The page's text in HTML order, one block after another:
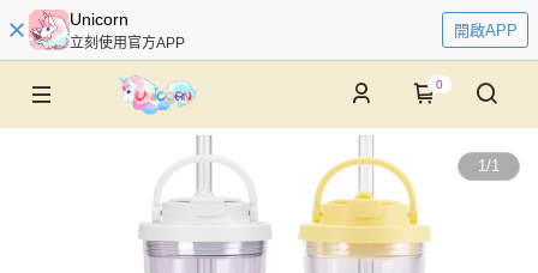
Unicorn
立刻使用官方APP
開啟APP
0
1/1